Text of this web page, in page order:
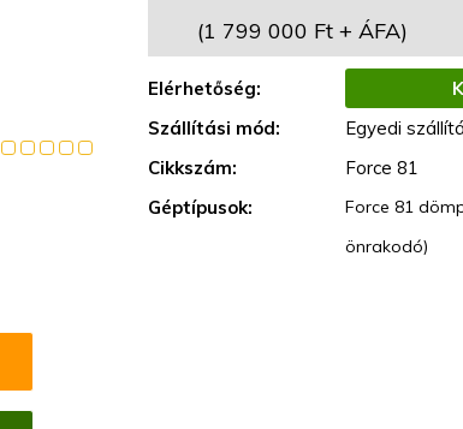
(1 799 000 Ft + ÁFA)
Elérhetőség:
Szállítási mód:
Egyedi
Cikkszám:
Force 81
Géptípusok:
Force 81
önrakodó)